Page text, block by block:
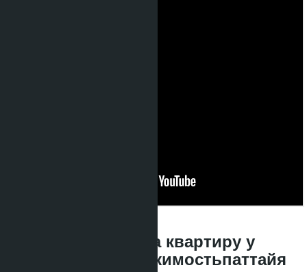
3,5 млн рублей - за квартиру у
моря!🌴🔥 #недвижимостьпаттайя